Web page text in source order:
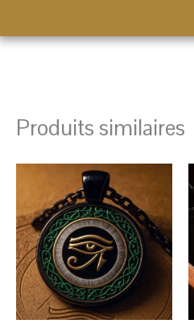
Produits similaires